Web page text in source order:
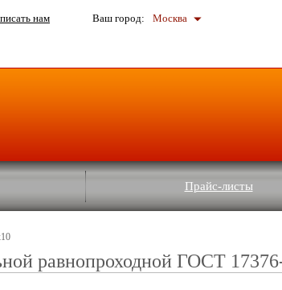
нам Ваш город: Москва
Прайс-листы
равнопроходной ГОСТ